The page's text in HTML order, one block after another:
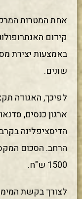
אחת המטרות
קידום
באמצעות יצירת
שונים.
ארגון כנסים,
הדיסציפלינה
הרחב. הסכום
1500 ש"ח.
לצורך בקשת